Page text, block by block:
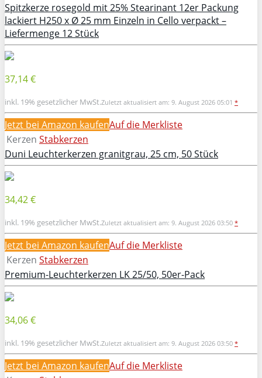
Spitzkerze rosegold mit 25% Stearinant 12er Packung
lackiert H250 x Ø 25 mm Einzeln in Cello verpackt –
Liefermenge 12 Stück
37,14 €
inkl. 19% gesetzlicher MwSt.Zuletzt aktualisiert am: 9. August 2026 05:01 *
Jetzt bei Amazon kaufenAuf die Merkliste
Kerzen Stabkerzen
Duni Leuchterkerzen granitgrau, 25 cm, 50 Stück
34,42 €
inkl. 19% gesetzlicher MwSt.Zuletzt aktualisiert am: 9. August 2026 03:50 *
Jetzt bei Amazon kaufenAuf die Merkliste
Kerzen Stabkerzen
Premium-Leuchterkerzen LK 25/50, 50er-Pack
34,06 €
inkl. 19% gesetzlicher MwSt.Zuletzt aktualisiert am: 9. August 2026 03:50 *
Jetzt bei Amazon kaufenAuf die Merkliste